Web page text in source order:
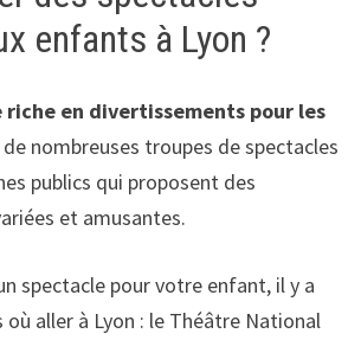
enfants à Lyon ?
riche en divertissements pour les
nombreuses troupes de spectacles
publics qui proposent des
et amusantes.
spectacle pour votre enfant, il y a
aller à Lyon : le Théâtre National